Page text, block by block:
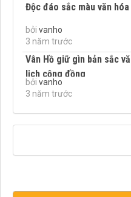
Độc đáo sắc màu văn
bởi vanho
3 năm trước
Vân Hồ giữ gìn bản sắc
lịch cộng đồng
bởi vanho
3 năm trước